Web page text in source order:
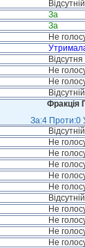
Відсутній
За
За
Не
Відсутня
Не
Не
Відсутній
Фракція
За:4 Проти:0
Відсутній
Не
Не
Не
Не
Не
Відсутній
Не
Не
Не
Не